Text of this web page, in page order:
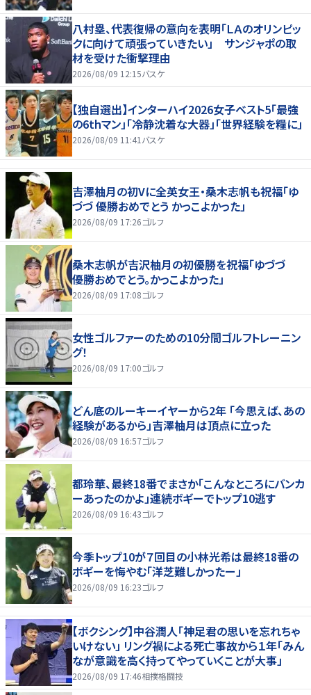
八村塁、代表復帰の意向を表明「ＬＡのオリンピッ
クに向けて頑張っていきたい」 サンジャポの取
材を受けた衝撃理由
2026/08/09 12:15バスケ
【独自選出】インターハイ2026女子ベスト5「最強
の6thマン」「冷静沈着な大器」「世界経験を糧に」
2026/08/09 11:41 バスケ
吉澤柚月の初Vに全英女王・桑木志帆も祝福「ゆ
づづ 優勝おめでとう かっこよかった」
2026/08/09 17:26ゴルフ
桑木志帆が吉沢柚月の初優勝を祝福「ゆづづ
優勝おめでとう。かっこよかった」
2026/08/09 17:08ゴルフ
女性ゴルファーのための10分間ゴルフトレーニン
グ！
2026/08/09 17:00ゴルフ
どん底のルーキーイヤーから2年 「今思えば、あの
経験があるから」吉澤柚月は頂点に立った
2026/08/09 16:57ゴルフ
都玲華、最終18番でまさか「こんなところにバンカ
ーあったのかよ」連続ボギーでトップ10逃す
2026/08/09 16:43ゴルフ
今季トップ10が７回目の小林光希は最終18番の
ボギーを悔やむ「洋芝難しかったー」
2026/08/09 16:23ゴルフ
【ボクシング】中谷潤人「神足君の思いを忘れちゃ
いけない」 リング禍による死亡事故から１年「みん
なが意識を高く持ってやっていくことが大事」
2026/08/09 17:46相撲格闘技